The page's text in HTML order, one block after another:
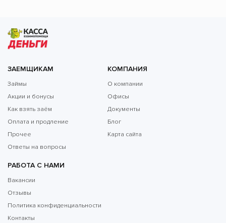
ЗАЕМЩИКАМ
Займы
Акции и бонусы
Как взять заём
Оплата и продление
Прочее
Ответы на вопросы
КОМПАНИЯ
О компании
Офисы
Документы
Блог
Карта сайта
РАБОТА С НАМИ
Вакансии
Отзывы
Политика конфиденциальности
Контакты